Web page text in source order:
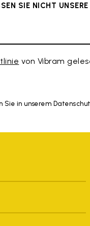
SIE NICHT
von Vibram
in unserem